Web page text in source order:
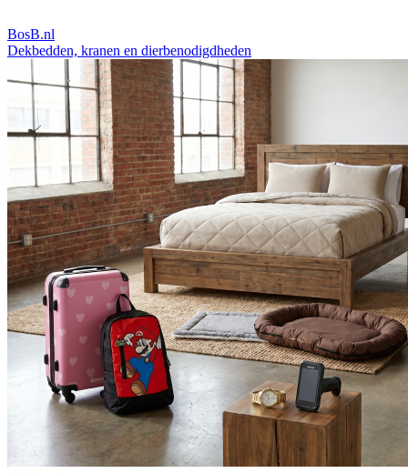
BosB.nl
Dekbedden, kranen en dierbenodigdheden